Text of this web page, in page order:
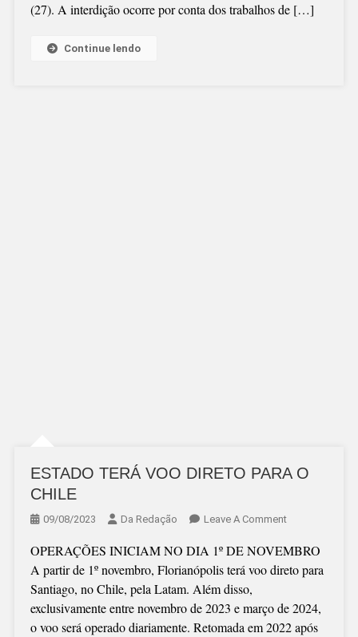
(27). A interdição ocorre por conta dos trabalhos de […]
Continue lendo
ESTADO TERÁ VOO DIRETO PARA O
CHILE
09/08/2023 Da Redação Leave A CommentOn
TERÁ
VOO
PARA
O
OPERAÇÕES INICIAM NO DIA 1º DE NOVEMBRO
A partir de 1º novembro, Florianópolis terá voo direto para
Santiago, no Chile, pela Latam. Além disso,
exclusivamente entre novembro de 2023 e março de 2024,
o voo será operado diariamente. Retomada em 2022 após